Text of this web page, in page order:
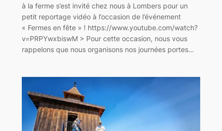
à la ferme s’est invité chez nous à Lombers pour un
petit reportage vidéo à l’occasion de l’événement
« Fermes en fête » ! https://www.youtube.com/watch?
v=PRPYwxbiswM > Pour cette occasion, nous vous
rappelons que nous organisons nos journées portes…